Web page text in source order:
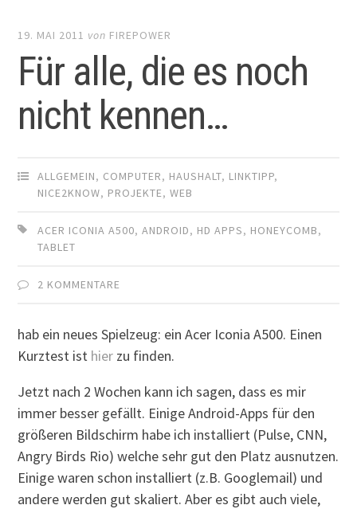
19. MAI 2011 von FIREPOWER
Für alle, die es noch
nicht kennen…
ALLGEMEIN, COMPUTER, HAUSHALT, LINKTIPP,
NICE2KNOW, PROJEKTE,WEB
ACER ICONIA A500,ANDROID, HD APPS, HONEYCOMB,
TABLET
2 KOMMENTARE
hab ein neues Spielzeug: ein Acer Iconia A500. Einen
Kurztest ist hier zu finden.
Jetzt nach 2 Wochen kann ich sagen, dass es mir
immer besser gefällt. Einige Android-Apps für den
größeren Bildschirm habe ich installiert (Pulse, CNN,
Angry Birds Rio) welche sehr gut den Platz ausnutzen.
Einige waren schon installiert (z.B. Googlemail) und
andere werden gut skaliert. Aber es gibt auch viele,